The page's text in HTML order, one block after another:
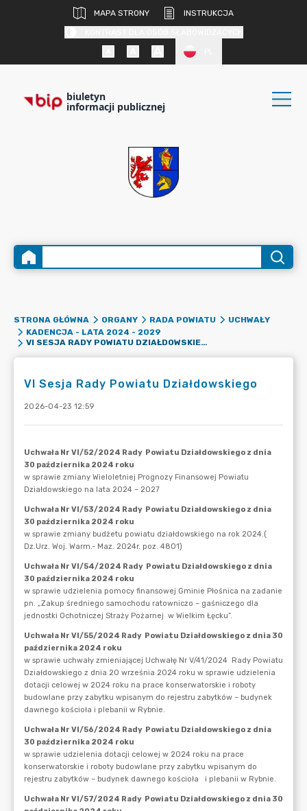
MAPA STRONY
INSTRUKCJA
biuletyn
informacji publicznej
STRONA GŁÓWNA ORGANY RADA POWIATU
UCHWAŁY
KADENCJA - LATA 2024 - 2029
VI SESJA RADY POWIATU DZIAŁDOWSKIEGO
VI Sesja Rady Powiatu Działdowskiego
2026-04-23 12:59